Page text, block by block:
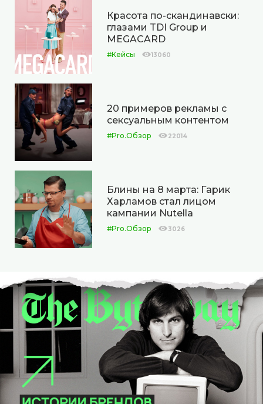
Красота по-скандинавски:
глазами TDI Group и
MEGACARD
#Кейсы 13060
20 примеров рекламы с
сексуальным контентом
#Pro.Обзор 22014
Блины на 8 марта: Гарик
Харламов стал лицом
кампании Nutella
#Pro.Обзор 3026